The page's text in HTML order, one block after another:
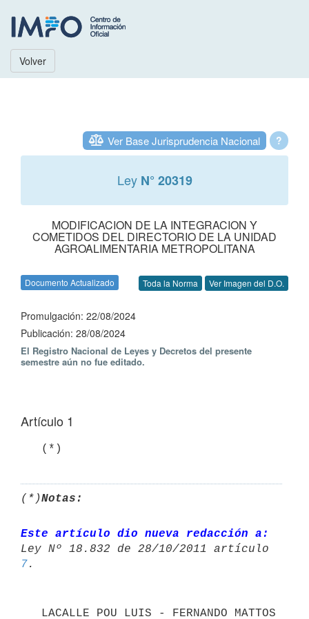
Volver
?
Ver Base Jurisprudencia Nacional
Ley N° 20319
MODIFICACION DE LA INTEGRACION Y
COMETIDOS DEL DIRECTORIO DE LA UNIDAD
AGROALIMENTARIA METROPOLITANA
Documento Actualizado Toda la Norma Ver Imagen del D.O.
Promulgación: 22/08/2024
Publicación: 28/08/2024
El Registro Nacional de Leyes y Decretos del presente
semestre aún no fue editado.
Artículo 1
   (*)
(*)Notas:
Este artículo dio nueva redacción a:
7
   LACALLE POU LUIS - FERNANDO MATTOS